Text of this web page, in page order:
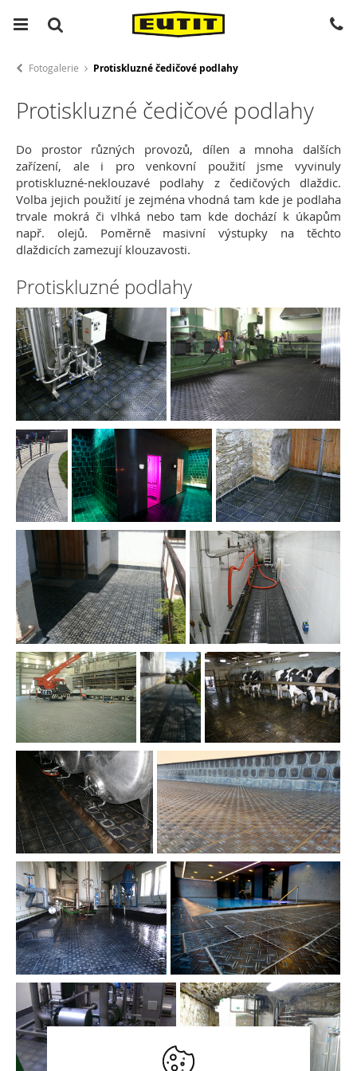
Fotogalerie Protiskluzné čedičové podlahy
Protiskluzné čedičové podlahy
Do prostor různých provozů, dílen a mnoha dalších
zařízení, ale i pro venkovní použití jsme vyvinuly
protiskluzné-neklouzavé podlahy z čedičových dlaždic.
Volba jejich použití je zejména vhodná tam kde je podlaha
trvale mokrá či vlhká nebo tam kde dochází k úkapům
např. olejů. Poměrně masivní výstupky na těchto
dlaždicích zamezují klouzavosti.
Protiskluzné podlahy